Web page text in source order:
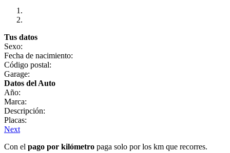
Tus datos
Sexo:
Fecha de nacimiento:
Código postal:
Garage:
Datos del Auto
Año:
Marca:
Descripción:
Placas:
Next
Con el pago por kilómetro paga solo por los km que recorres.